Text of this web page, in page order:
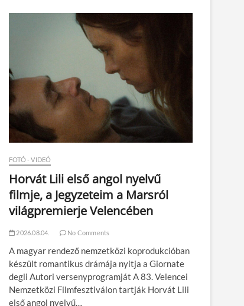
FOTÓ - VIDEÓ
Horvát Lili első angol nyelvű
filmje, a Jegyzeteim a Marsról
világpremierje Velencében
2026.08.04. No Comments
A magyar rendező nemzetközi koprodukcióban
készült romantikus drámája nyitja a Giornate
degli Autori versenyprogramját A 83. Velencei
Nemzetközi Filmfesztiválon tartják Horvát Lili
első angol nyelvű…